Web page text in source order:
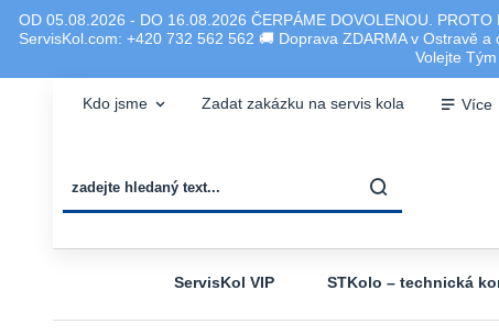
OD 05.08.2026 - DO 16.08.2026 ČERPÁME DOVOLENOU.
ServisKol.com: +420 732 562 562 🚚 Doprava ZDARMA v Ostravě
Volejte
Kdo jsme Zadat zakázku na servis kola Více
ServisKol VIP STKolo – technická